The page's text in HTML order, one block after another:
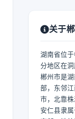
关于
湖南省位
分地区在洞
郴州市是
部，东邻
市，北靠株
安仁县隶